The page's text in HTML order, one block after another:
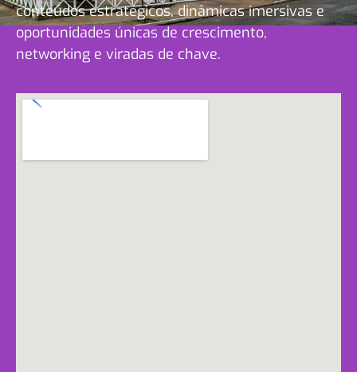
conteúdos estratégicos, dinâmicas imersivas e
oportunidades únicas de crescimento,
networking e viradas de chave.